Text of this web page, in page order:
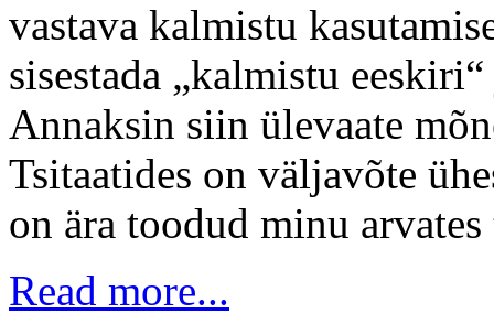
vastava kalmistu
sisestada „kalmistu
Annaksin siin ülevaate
Tsitaatides on väljavõte
on ära toodud minu
Read more...